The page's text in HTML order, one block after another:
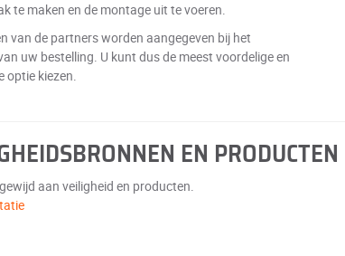
te maken en de montage uit te voeren.
van de partners worden aangegeven bij het
uw bestelling. U kunt dus de meest voordelige en
optie kiezen.
EN PRODUCTEN
aan veiligheid en producten.